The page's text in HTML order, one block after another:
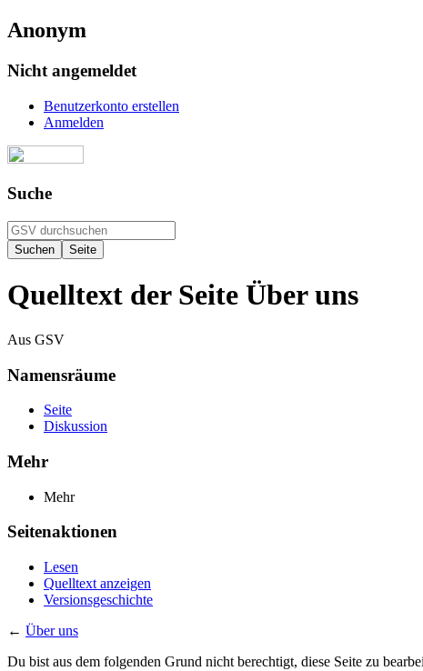
Anonym
Nicht angemeldet
Benutzerkonto erstellen
Anmelden
Suche
Quelltext der Seite Über uns
Aus GSV
Namensräume
Seite
Diskussion
Mehr
Mehr
Seitenaktionen
Lesen
Quelltext anzeigen
Versionsgeschichte
← Über uns
Du bist aus dem folgenden Grund nicht berechtigt, diese Seite zu